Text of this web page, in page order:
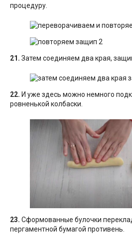
процедуру.
21. Затем соединяем два края,
22. И уже здесь можно немного
ровненькой колбаски.
23. Сформованные булочки
пергаментной бумагой противень.